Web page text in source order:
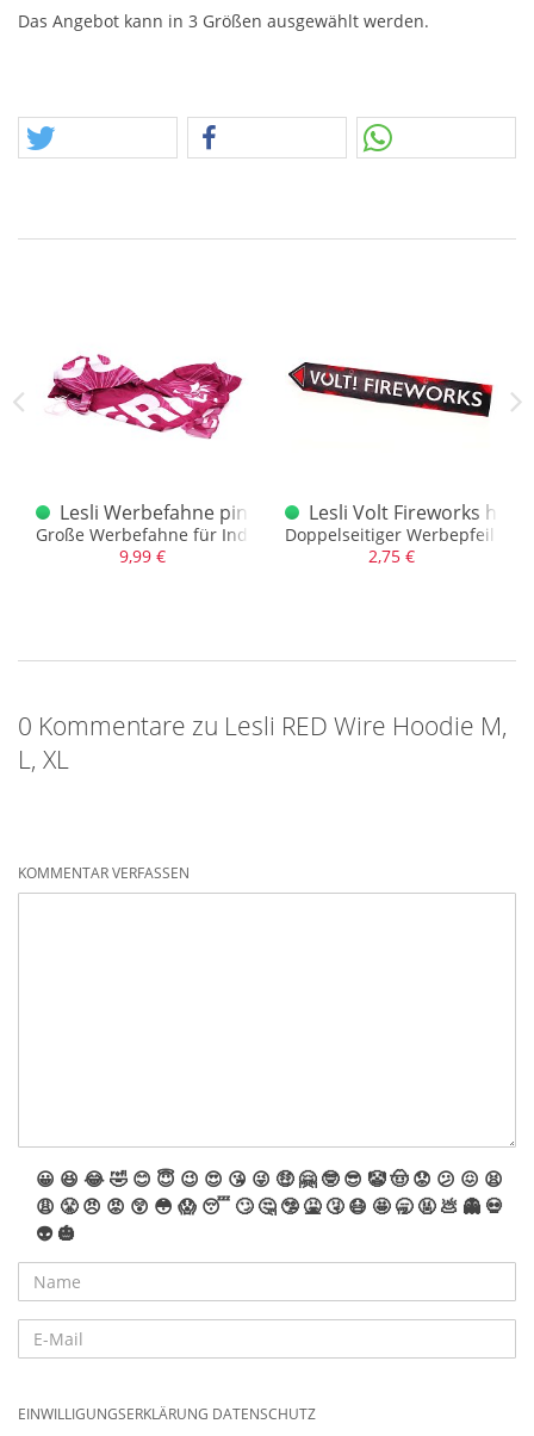
Das Angebot kann in 3 Größen ausgewählt werden.
Lesli Werbefahne pink mit Vuurwerk Aufschrift
Große Werbefahne für Indoor und Outdoor
9,99 €
Lesli Volt Fireworks
Doppelseitiger Werbepfeil für
2,75 €
0 Kommentare zu Lesli RED Wire Hoodie M,
L, XL
KOMMENTAR VERFASSEN
😀 😆 😂🤣 😊 😇 😉 😍 😘 😜 🤑 🤗 🤓 😎 🤡🤠 😟 😕 😖 😫
😩 😤 😠 😡 😲 😳 😱 😴 🙄 🤔 🤥 🤮 🤧 😷 🤩 🥱 🤬 💩 👻 💀
👽 🎃
EINWILLIGUNGSERKLÄRUNG DATENSCHUTZ